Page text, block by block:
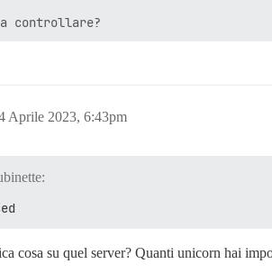
a controllare?
Aprile 2023, 6:43pm
cosa su quel server? Quanti unicorn hai